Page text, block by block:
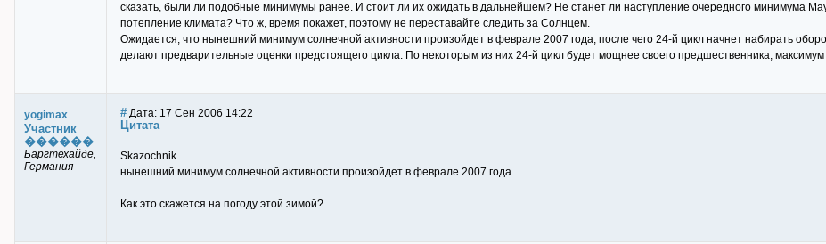
сказать, были ли подобные минимумы ранее. И стоит ли их ожидать в дальнейшем? Не станет ли наступление очередного минимума
потепление климата? Что ж, время покажет, поэтому не переставайте следить за Солнцем.
Ожидается, что нынешний минимум солнечной активности произойдет в феврале 2007 года, после чего 24-й цикл начнет набирать
делают предварительные оценки предстоящего цикла. По некоторым из них 24-й цикл будет мощнее своего предшественника,
yogimax
Участник
������
Баргтехайде,
Германия
# Дата: 17 Сен 2006 14:22
Цитата
Skazochnik
нынешний минимум солнечной активности произойдет в феврале 2007 года
Как это скажется на погоду этой зимой?